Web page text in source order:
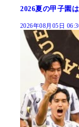
2026夏の甲子園
2026年08月05日